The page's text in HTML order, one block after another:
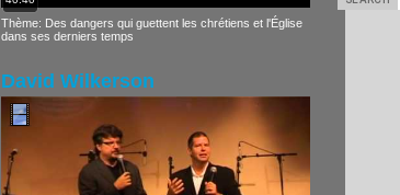
Thème: Des dangers qui guettent les chrétiens et l'Église
dans ses derniers temps
David Wilkerson